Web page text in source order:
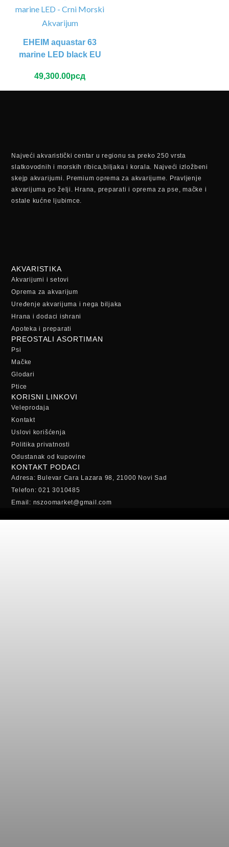
EHEIM aquastar 63
marine LED black EU
49,300.00рсд
Najveći akvaristički centar u regionu sa preko 250 vrsta
slatkovodnih i morskih ribica,biljaka i korala. Najveći izložbeni
skejp akvarijumi. Premium oprema za akvarijume. Pravljenje
akvarijuma po želji. Hrana, preparati i oprema za pse, mačke i
ostale kućne ljubimce.
AKVARISTIKA
Akvarijumi i setovi
Oprema za akvarijum
Uređenje akvarijuma i nega biljaka
Hrana i dodaci ishrani
Apoteka i preparati
PREOSTALI ASORTIMAN
Psi
Mačke
Glodari
Ptice
KORISNI LINKOVI
Veleprodaja
Kontakt
Uslovi korišćenja
Politika privatnosti
Odustanak od kupovine
KONTAKT PODACI
Adresa: Bulevar Cara Lazara 98, 21000 Novi Sad
Telefon: 021 3010485
Email: nszoomarket@gmail.com